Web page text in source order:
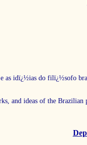
as idï¿½ias do filï¿½sofo
and ideas of the